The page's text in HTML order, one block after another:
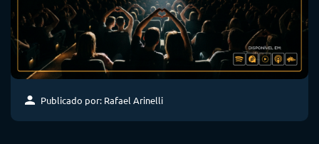
Publicado por: Rafael Arinelli